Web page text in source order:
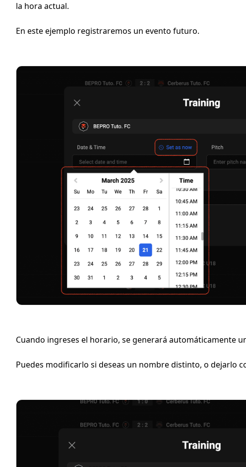
la hora actual.
En este ejemplo registraremos un evento futuro.
Cuando ingreses el horario, se generará automáticamente
Puedes modificarlo si deseas un nombre distinto, o dejarlo